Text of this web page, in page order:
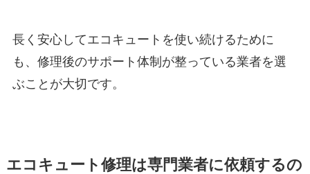
長く安心してエコキュートを使い続けるために
も、修理後のサポート体制が整っている業者を選
ぶことが大切です。
エコキュート修理は専門業者に依頼するの